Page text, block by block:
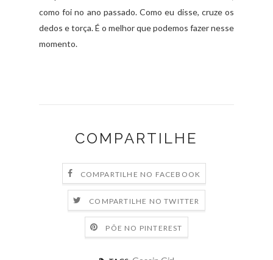
como foi no ano passado. Como eu disse, cruze os
dedos e torça. É o melhor que podemos fazer nesse
momento.
COMPARTILHE
COMPARTILHE NO FACEBOOK
COMPARTILHE NO TWITTER
PÕE NO PINTEREST